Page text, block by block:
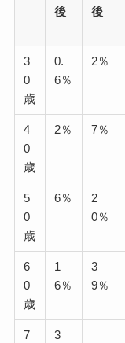
後
後
3
0
歳
0.
6％
2％
4
0
歳
2％ 7％
5
0
歳
6％
2
0％
6
0
歳
1
6％
3
9％
7
3